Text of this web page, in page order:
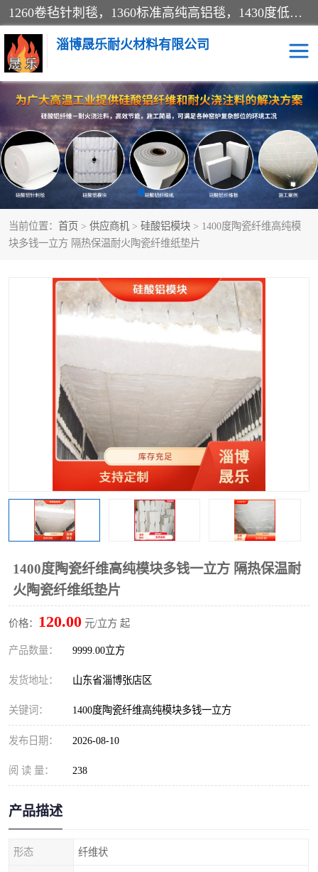
1260卷毡针刺毯，1360标准高纯高铝毯，1430度低锆锆铝含锆毯，普通挡渣棉卷毡，防火纸、挡火板、隔热垫片模块、棉块、折叠块、散棉高温固化剂价格规格密度多少钱图片视频立方平米参数指标
淄博晟乐耐火材料有限公司
当前位置： 首页 > 供应商机 > 硅酸铝模块 > 1400度陶瓷纤维高纯模
块多钱一立方 隔热保温耐火陶瓷纤维纸垫片
1400度陶瓷纤维高纯模块多钱一立方 隔热保温耐
火陶瓷纤维纸垫片
价格： 120.00 元/立方 起
产品数量： 9999.00立方
发货地址： 山东省淄博张店区
关键词： 1400度陶瓷纤维高纯模块多钱一立方
发布日期： 2026-08-10
阅 读 量： 238
产品描述
形态 纤维状
硅酸铝挡渣棉 硅酸铝纤维纸
硅酸铝挡火板 高铝毯
含锆毯 硅酸铝折叠块
硅酸铝散棉 硅酸铝纤维毯
硅酸铝纤维毡 硅酸铝模块
硅酸铝保温棉 硅酸铝板